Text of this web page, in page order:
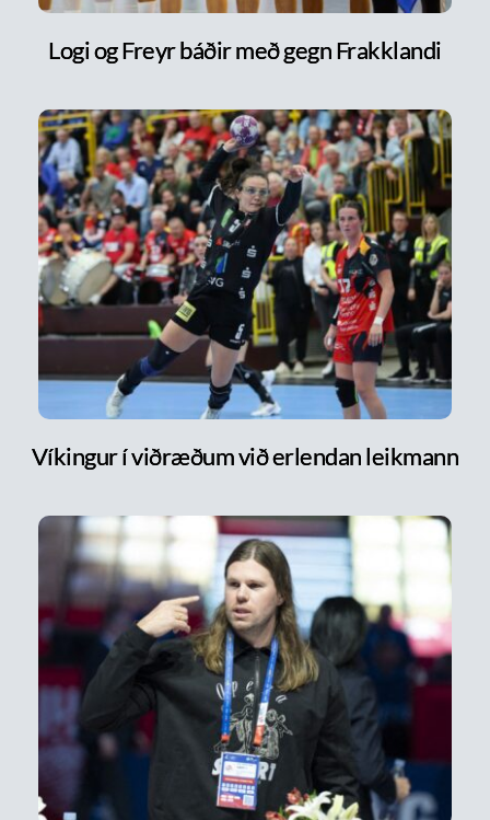
Logi og Freyr báðir með gegn Frakklandi
Víkingur í viðræðum við erlendan leikmann